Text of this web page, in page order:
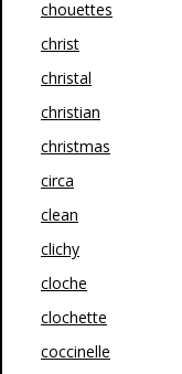
chouettes
christ
christal
christian
christmas
circa
clean
clichy
cloche
clochette
coccinelle